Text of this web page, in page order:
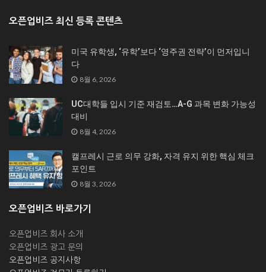
오픈업비즈 최신 등록 콘텐츠
미국 유학생, ‘유학’보다 ‘영주권 전략’이 먼저입니
다
8월 6, 2026
UC대학들 입시 기준 재검토…A-G 과목 변화 가능성
대비
8월 4, 2026
캘프레시 근로 의무 강화, 자격 유지 위한 핵심 체크
포인트
8월 3, 2026
오픈업비즈 바로가기
오픈업비즈 회사 소개
오픈업비즈 광고 문의
오픈업비즈 공지사항